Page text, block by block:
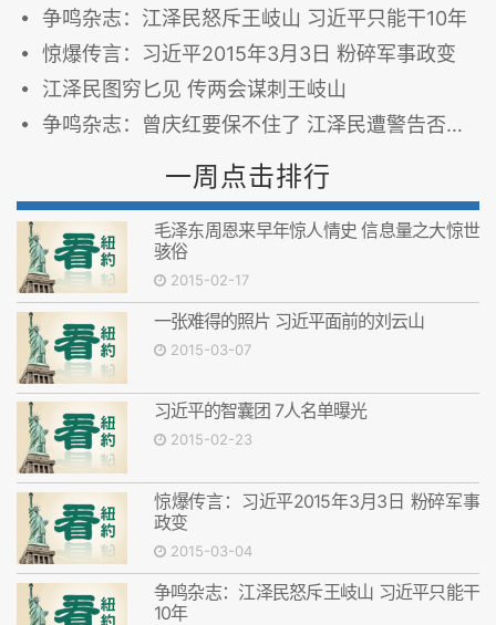
争鸣杂志：江泽民怒斥王岐山 习近平只能干10年
惊爆传言：习近平2015年3月3日 粉碎军事政变
江泽民图穷匕见 传两会谋刺王岐山
争鸣杂志：曾庆红要保不住了 江泽民遭警告否则…——王岐山约谈十多名国级高官
一周点击排行
毛泽东周恩来早年惊人情史 信息量之大惊世
骇俗
2015-02-17
一张难得的照片 习近平面前的刘云山
2015-03-07
习近平的智囊团 7人名单曝光
2015-02-23
惊爆传言：习近平2015年3月3日 粉碎军事
政变
2015-03-04
争鸣杂志：江泽民怒斥王岐山 习近平只能干
10年